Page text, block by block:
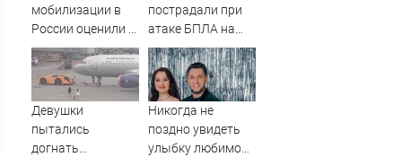
мобилизации в
России оценили в
Госдуме
пострадали при
атаке БПЛА на
Нижнекамск, 21
госпитализированы
Девушки
пытались
догнать
Никогда не
поздно увидеть
улыбку любимой: